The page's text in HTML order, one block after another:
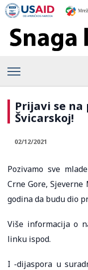
Prijavi se
Švicarskoj!
02/12/2021
Pozivamo sve
Crne Gore,
godina da budu dio
Više informacija o
linku ispod.
I -dijaspora u